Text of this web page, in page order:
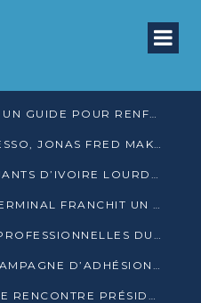
L’ACAT CONGO PRÉSENTE UN GUIDE POUR RENFORCER LES GARANTIES JUDICIAIRES EN GARDE À VUE
DEPUIS SA CELLULE À OUESSO, JONAS FRED MAKITA DÉNONCE CE QU’IL QUALIFIE DE DÉNI DE JUSTICE
BRACONNAGE : 3 TRAFIQUANTS D’IVOIRE LOURDEMENT CONDAMNÉS À DJAMBALA
POINTE-NOIRE : CONGO TERMINAL FRANCHIT UN CAP HISTORIQUE AVEC 99 MOUVEMENTS/HEURE
KELLÉ, L’ELDORADO DES PROFESSIONNELLES DU SEXE
LE PARTI DPC LANCE SA CAMPAGNE D’ADHÉSIONS ET VEUT STRUCTURER SA PRÉSENCE DANS LES 15 DÉPARTEMENTS
MACKY SALL À DAKAR : UNE RENCONTRE PRÉSIDENTIELLE QUI DIVISE L’OPINION SÉNÉGALAISE